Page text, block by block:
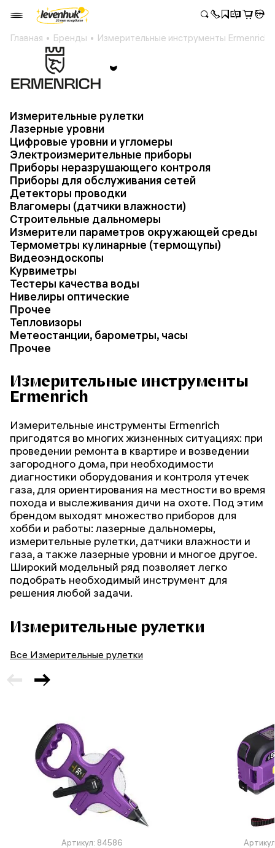
Главная Бренды Измерительные инструменты Ermenrich
Измерительные рулетки
Лазерные уровни
Цифровые уровни и угломеры
Электроизмерительные приборы
Приборы неразрушающего контроля
Приборы для обслуживания сетей
Детекторы проводки
Влагомеры (датчики влажности)
Строительные дальномеры
Измерители параметров окружающей среды
Термометры кулинарные (термощупы)
Видеоэндоскопы
Курвиметры
Тестеры качества воды
Нивелиры оптические
Прочее
Тепловизоры
Метеостанции, барометры, часы
Прочее
Измерительные инструменты
Ermenrich
Измерительные инструменты Ermenrich
пригодятся во многих жизненных ситуациях: при
проведении ремонта в квартире и возведении
загородного дома, при необходимости
диагностики оборудования и контроля утечек
газа, для ориентирования на местности во время
похода и выслеживания дичи на охоте. Под этим
брендом выходят множество приборов для
хобби и работы: лазерные дальномеры,
измерительные рулетки, датчики влажности и
газа, а также лазерные уровни и многое другое.
Широкий модельный ряд позволяет легко
подобрать необходимый инструмент для
решения любой задачи.
Измерительные рулетки
Все Измерительные рулетки
Артикул: 84586